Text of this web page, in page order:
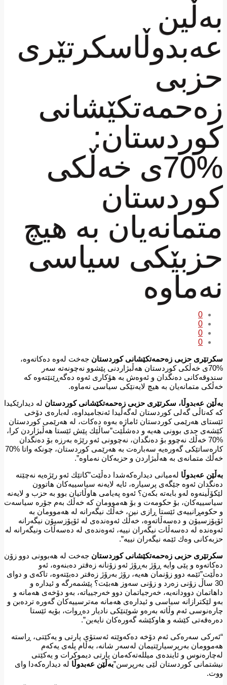
بەڵین
عەبدوڵاسكرتێری
حزبی
زەحمەتكێشانی
كوردستان:
%70ی خەڵكی
كوردستان
متمانەیان بە هیچ
حزبێكی سیاسی
نەماوە
0
0
0
0
سكرتێری حزبی زەحمەتكێشانی كوردستان جەخت لەوە دەكاتەوە،
%70ی خەڵكی كوردستان هەڵبژاردنی پێشوو نەچونەتە سەر
سندوقەكانی دەنگدان و ئەوەش بە هۆكاری ئەوە دەگەڕێنێتەوە كە
خەڵكی متمانەیان بە هیچ لایەنێكی سیاسی نەماوە.
بەڵێن عەبدوڵا، سكرتێری حزبی زەحمەتكێشانی كوردستان لە دیدارێكیدا
كە كەناڵی گەلی كوردستان لەگەڵیدا ئەنجامیداوە، لەبارەی دۆخی
ئێستای هەرێمی كوردستان ئاماژە بەوە دەكات، لە هەرێمی كوردستان
كێشەی جدی بوونی هەیە و دەشڵێت”ساڵێك پێش ئێستا هەڵبژاردن كرا،
%70 خەڵك نەچوو بۆ دەنگدان، نەچوونی ئەو رێژە بەرزە بۆ دەنگدان
كارەساتێكی گەورەیە سەبارەت بە هەرێمی كوردستان، چونكە واتا %70
خەڵك متمانەی بە هەڵبژاردن و حزبەكان نەماوە”.
بەڵێن عەبدوڵا لەمیانی دیدارەكەشدا دەڵێت”كاتێك ئەو رێژەیە نەچێتە
دەنگدان ئەوە جێگەی پرسیارە، ئایە لایەنە سیاسییەكان هاتوون
لێكۆڵینەوە لەو بابەتە بكەن؟ ئەوە پەیامی هاوڵاتیان بوو بە حزب و لایەنە
سیاسییەكان، بۆ حكومەت و بۆ هەموومان كە خەڵك بەم جۆرە سیاسەت
و حكومڕانییەی ئێستا ڕازی نین، خەڵك نیگەرانە لە هەموومان بە
ئۆپۆزسیۆن و دەسەڵاتەوە، خەڵك ئەوەندەی لە ئۆپۆزسیۆن نیگەرانە
ئەوەندە لە دەسەڵات نیگەران نییە، ئەوەندەی لە دەسەڵات ونیگەرانە لە
حزبەكانی وەك ئێمە نیگەران نییە”.
سكرتێری حزبی زەحمەتكێشانی كوردستان جەخت لە هەبوونی دوو زۆن
دەكاتەوە و پێی وایە ڕۆژ بەڕۆژ ئەو زۆنانە زەقتر دەبنەوە، ئەو
دەڵێت”ئێمە دوو زۆنمان هەیە، رۆژ بەرۆژ زەقتر دەبێتەوە، تاكەی و دوای
30 ساڵ زۆنی زەرد و زۆنی سەوز هەبێت؟ پێشمەرگە و ئیدارە و
داهاتمان دوودانەیە، خەرجیاتمان دوو خەرجییاتە، بەو دۆخەی هەمانە و
بەو لێكترازانە سیاسی و ئیدارەی هەمانە مەترسییەكان گەورە تردەبن و
چارەنوسی ئەم وڵاتە بەرەو شوێنێكی نادیار دەڕوات، بۆیە ئێستا
دەرەقەتی كێشە و هاوكێشە گەورەكان نایەین”.
“ئەركی سەرەكی ئەم دۆخە دەكەوێتە ئەستۆی پارتی و یەكێتی، ڕاستە
هەموومان بەرپرسیارێتیمان لەسەر شانە، بەڵام پلەی یەكەم
لەچارەنوس و ئایندەی میللەتەكەمان پارتی دیموكرات و یەكێتی
نیشتمانی كوردستان لێی بەرپرسن”بەڵێن عەبدوڵا لە دیدارەكەدا وای
ووت.